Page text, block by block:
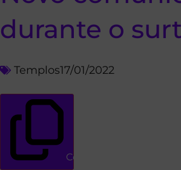
durante o
Templos17/01/2022
Copiar link